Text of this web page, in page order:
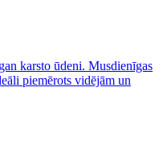
karsto ūdeni. Musdienīgas
piemērots vidējām un